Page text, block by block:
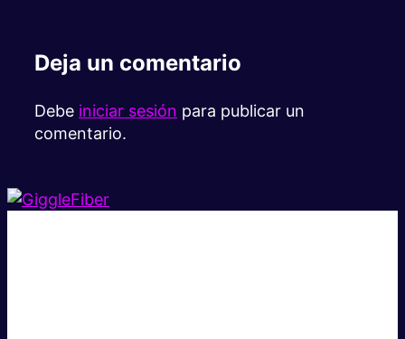
Deja un comentario
Debe iniciar sesión para publicar un
comentario.